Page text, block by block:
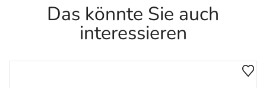
Das könnte Sie auch
interessieren